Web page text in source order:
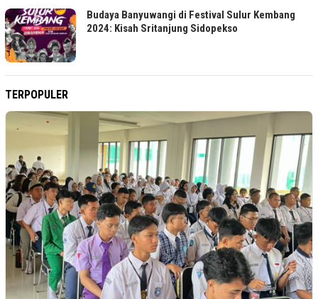
Budaya Banyuwangi di Festival Sulur Kembang
2024: Kisah Sritanjung Sidopekso
TERPOPULER